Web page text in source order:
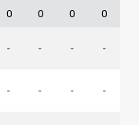
0 0 0 0
- - - -
- - - -